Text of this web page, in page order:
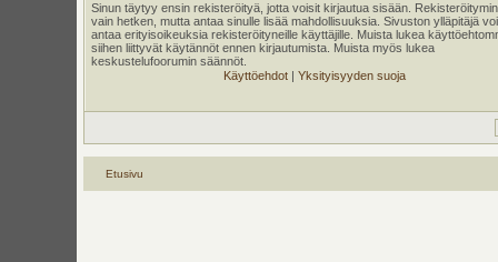
Sinun täytyy ensin rekisteröityä, jotta voisit kirjautua sisään.
vain hetken, mutta antaa sinulle lisää mahdollisuuksia. Sivuston ylläpitäjä
antaa erityisoikeuksia rekisteröityneille käyttäjille. Muista lukea
siihen liittyvät käytännöt ennen kirjautumista. Muista myös lukea
keskustelufoorumin säännöt.
Käyttöehdot| Yksityisyyden suoja
Etusivu